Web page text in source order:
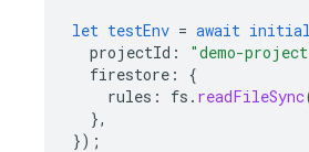
let testEnv = await
projectId : "demo-
firestore :
{
rules : fs . readFileSync
},
});